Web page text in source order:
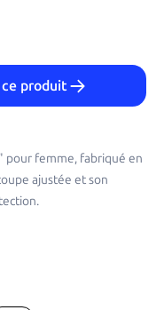
ce produit
pour femme, fabriqué en
ajustée et son